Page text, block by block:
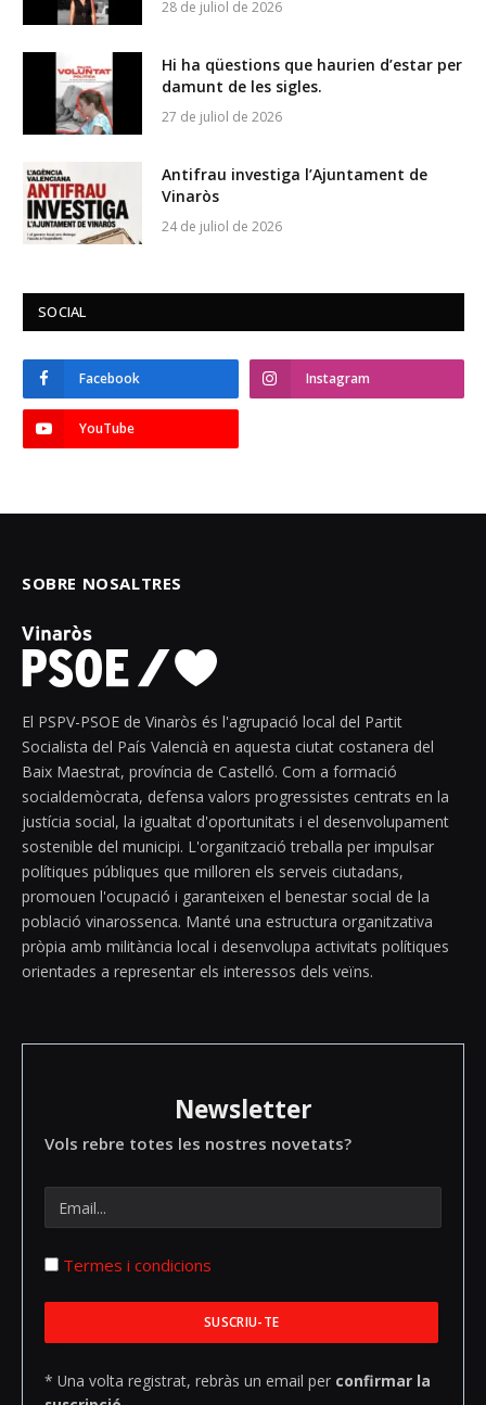
28 de juliol de 2026
Hi ha qüestions que haurien d’estar per
damunt de les sigles.
27 de juliol de 2026
Antifrau investiga l’Ajuntament de
Vinaròs
24 de juliol de 2026
SOCIAL
Facebook Instagram
YouTube
SOBRE NOSALTRES
El PSPV-PSOE de Vinaròs és l'agrupació local del Partit
Socialista del País Valencià en aquesta ciutat costanera del
Baix Maestrat, província de Castelló. Com a formació
socialdemòcrata, defensa valors progressistes centrats en la
justícia social, la igualtat d'oportunitats i el desenvolupament
sostenible del municipi. L'organització treballa per impulsar
polítiques públiques que milloren els serveis ciutadans,
promouen l'ocupació i garanteixen el benestar social de la
població vinarossenca. Manté una estructura organitzativa
pròpia amb militància local i desenvolupa activitats polítiques
orientades a representar els interessos dels veïns.
Newsletter
Vols rebre totes les nostres novetats?
Termes i condicions
* Una volta registrat, rebràs un email per confirmar la